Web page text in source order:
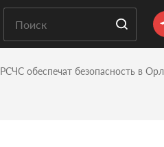
обеспечат безопасность в